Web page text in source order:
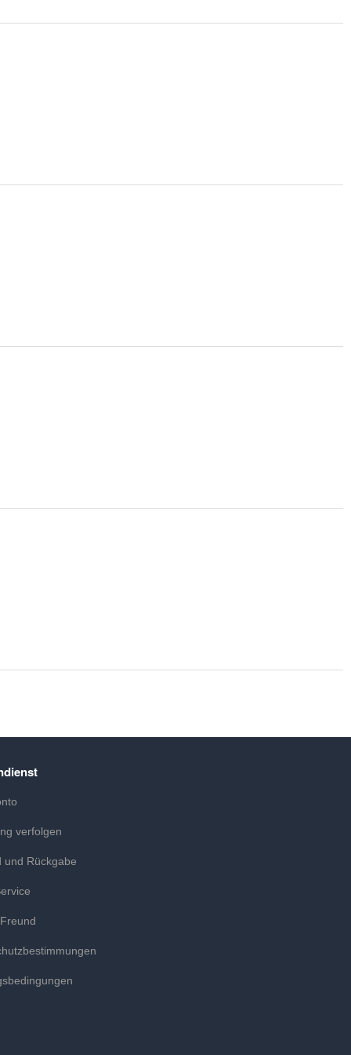
verfolgen
und Rückgabe